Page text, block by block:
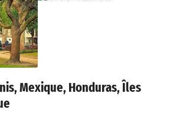
Mexique, Honduras, Îles